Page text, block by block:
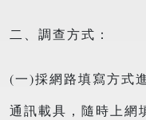
二、調查方式：
(一)採網路填寫方式
通訊載具，隨時上網